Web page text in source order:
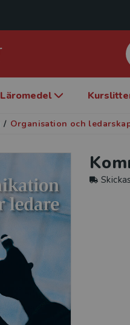
Läromedel
/ Organisation och